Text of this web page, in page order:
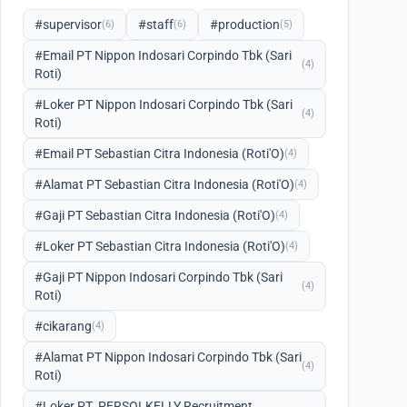
#supervisor(6) #staff(6) #production(5)
#Email PT Nippon Indosari Corpindo Tbk (Sari
Roti)
(4)
#Loker PT Nippon Indosari Corpindo Tbk (Sari
Roti)
(4)
#Email PT Sebastian Citra Indonesia (Roti'O)(4)
#Alamat PT Sebastian Citra Indonesia (Roti'O)(4)
#Gaji PT Sebastian Citra Indonesia (Roti'O)(4)
#Loker PT Sebastian Citra Indonesia (Roti'O)(4)
#Gaji PT Nippon Indosari Corpindo Tbk (Sari
Roti)
(4)
#cikarang(4)
#Alamat PT Nippon Indosari Corpindo Tbk (Sari
Roti)
(4)